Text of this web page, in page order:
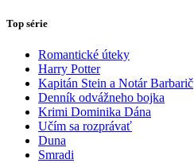
Top série
Romantické úteky
Harry Potter
Kapitán Stein a Notár Barbarič
Denník odvážneho bojka
Krimi Dominika Dána
Učím sa rozprávať
Duna
Smradi